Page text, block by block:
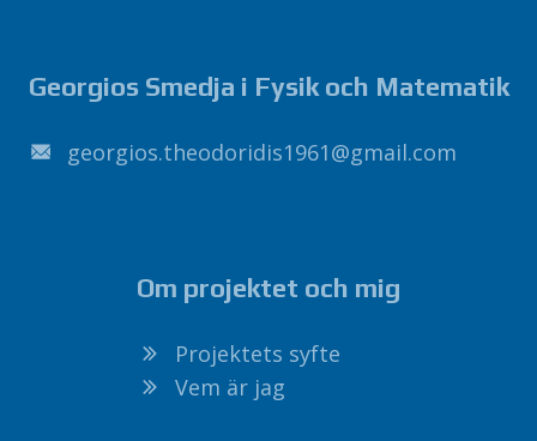
Georgios Smedja i Fysik och Matematik
moc
.
liamg
@
1691sidirodoeht.soigroeg
Om projektet och mig
Projektets syfte
Vem är jag